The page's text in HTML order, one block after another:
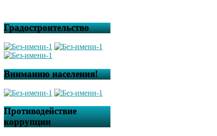
Градостроительство
Вниманию населения!
Противодействие
коррупции